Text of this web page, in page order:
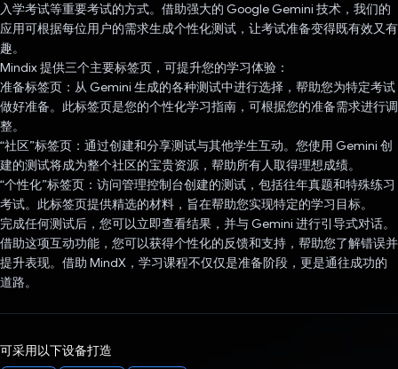
入学考试等重要考试的方式。借助强大的 Google Gemini 技术，我们的
应用可根据每位用户的需求生成个性化测试，让考试准备变得既有效又有
趣。
Mindix 提供三个主要标签页，可提升您的学习体验：
准备标签页：从 Gemini 生成的各种测试中进行选择，帮助您为特定考试
做好准备。此标签页是您的个性化学习指南，可根据您的准备需求进行调
整。
“社区”标签页：通过创建和分享测试与其他学生互动。您使用 Gemini 创
建的测试将成为整个社区的宝贵资源，帮助所有人取得理想成绩。
“个性化”标签页：访问管理控制台创建的测试，包括往年真题和特殊练习
考试。此标签页提供精选的材料，旨在帮助您实现特定的学习目标。
完成任何测试后，您可以立即查看结果，并与 Gemini 进行引导式对话。
借助这项互动功能，您可以获得个性化的反馈和支持，帮助您了解错误并
提升表现。借助 MindX，学习课程不仅仅是准备阶段，更是通往成功的
道路。
可采用以下设备打造